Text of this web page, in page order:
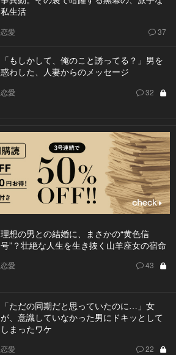
私生活
恋愛 37
「もしかして、俺のこと誘ってる？」男を
惑わした、人妻からのメッセージ
恋愛 32
理想の男との結婚に、まさかの“黄色信
号”？壮絶な人生を生き抜く山羊座女の宿命
恋愛 43
「ただの同期だと思っていたのに…」女
が、意識していなかった男にドキッとして
しまったワケ
恋愛 22